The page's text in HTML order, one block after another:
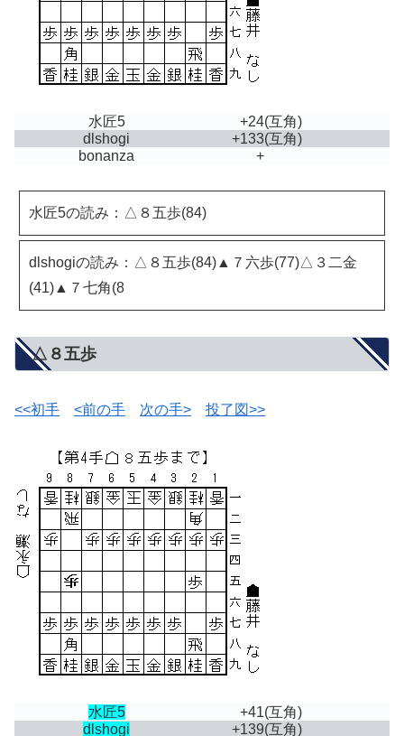
水匠5 +24(互角)
dlshogi
+133(互角)
bonanza
+
水匠5の読み：△８五歩(84)
dlshogiの読み：△８五歩(84)▲７六歩(77)△３二金
(41)▲７七角(8
△８五歩
<<初手 <前の手 次の手> 投了図>>
水匠5 +41(互角)
dlshogi
+139(互角)